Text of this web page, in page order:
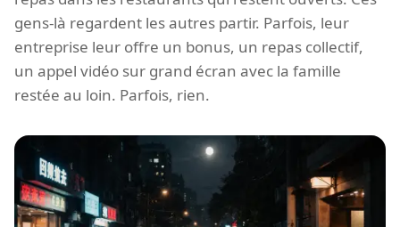
gens-là regardent les autres partir. Parfois, leur
entreprise leur offre un bonus, un repas collectif,
un appel vidéo sur grand écran avec la famille
restée au loin. Parfois, rien.